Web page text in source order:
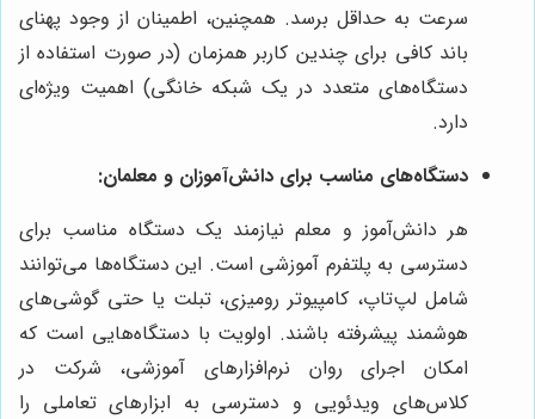
سرعت به حداقل برسد. همچنین، اطمینان از وجود پهنای
باند کافی برای چندین کاربر همزمان (در صورت استفاده از
دستگاه‌های متعدد در یک شبکه خانگی) اهمیت ویژه‌ای
دارد.
دستگاه‌های مناسب برای دانش‌آموزان و معلمان:
هر دانش‌آموز و معلم نیازمند یک دستگاه مناسب برای
دسترسی به پلتفرم آموزشی است. این دستگاه‌ها می‌توانند
شامل لپ‌تاپ، کامپیوتر رومیزی، تبلت یا حتی گوشی‌های
هوشمند پیشرفته باشند. اولویت با دستگاه‌هایی است که
امکان اجرای روان نرم‌افزارهای آموزشی، شرکت در
کلاس‌های ویدئویی و دسترسی به ابزارهای تعاملی را